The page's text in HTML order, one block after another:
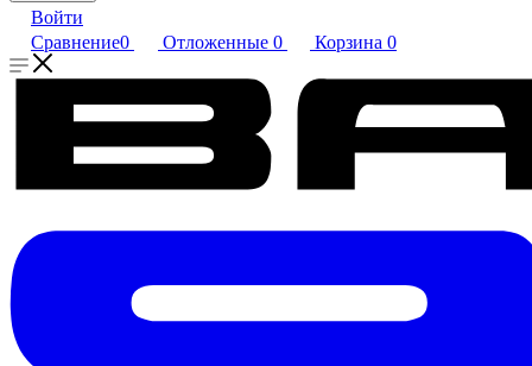
Войти
Сравнение0 Отложенные 0 Корзина 0